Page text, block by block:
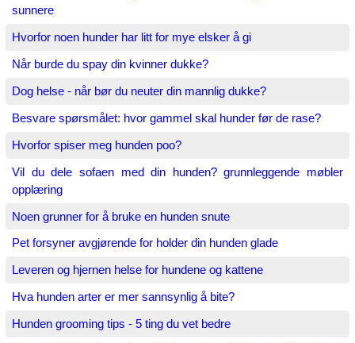
sunnere
Hvorfor noen hunder har litt for mye elsker å gi
Når burde du spay din kvinner dukke?
Dog helse - når bør du neuter din mannlig dukke?
Besvare spørsmålet: hvor gammel skal hunder før de rase?
Hvorfor spiser meg hunden poo?
Vil du dele sofaen med din hunden? grunnleggende møbler
opplæring
Noen grunner for å bruke en hunden snute
Pet forsyner avgjørende for holder din hunden glade
Leveren og hjernen helse for hundene og kattene
Hva hunden arter er mer sannsynlig å bite?
Hunden grooming tips - 5 ting du vet bedre